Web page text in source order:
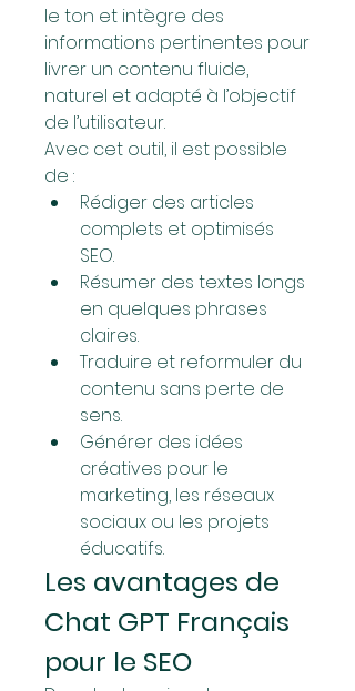
le ton et intègre des
informations pertinentes pour
livrer un contenu fluide,
naturel et adapté à l’objectif
de l’utilisateur.
Avec cet outil, il est possible
de :
Rédiger des articles
complets et optimisés
SEO.
Résumer des textes longs
en quelques phrases
claires.
Traduire et reformuler du
contenu sans perte de
sens.
Générer des idées
créatives pour le
marketing, les réseaux
sociaux ou les projets
éducatifs.
Les avantages de
Chat GPT Français
pour le SEO